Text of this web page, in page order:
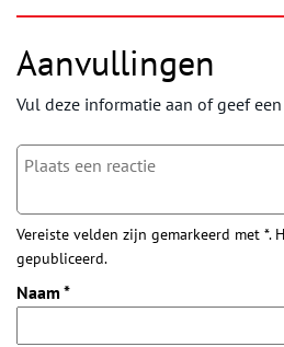
Aanvullingen
Vul deze informatie aan of geef
Vereiste velden zijn gemarkeerd met *.
gepubliceerd.
Naam *